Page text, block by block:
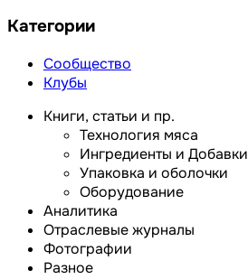
Категории
Сообщество
Клубы
Книги, статьи и пр.
Технология мяса
Ингредиенты и Добавки
Упаковка и оболочки
Оборудование
Аналитика
Отраслевые журналы
Фотографии
Разное